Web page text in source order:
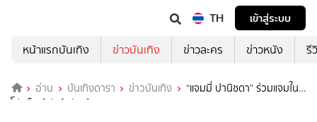
TH
เข้าสู่ระบบ
หน้าแรกบันเทิง
ข่าวบันเทิง ข่าวละคร ข่าวหนัง รี
อ่าน บันเทิงดารา ข่าวบันเทิง
“แจมมี่ ปานิชดา” ร่วมแจมใน
โปรเจ็คท์ฟอร์มยักษ์